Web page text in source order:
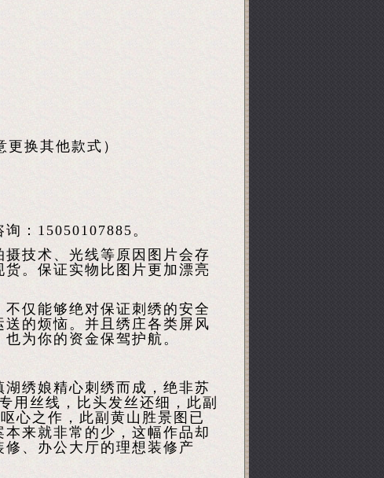
换其他款式）
：15050107885。
技术、光线等原因图片会存
。保证实物比图片更加漂亮
仅能够绝对保证刺绣的安全
的烦恼。并且绣庄各类屏风
为你的资金保驾护航。
湖绣娘精心刺绣而成，绝非苏
用丝线，比头发丝还细，此副
心之作，此副黄山胜景图已
来就非常的少，这幅作品却
、办公大厅的理想装修产